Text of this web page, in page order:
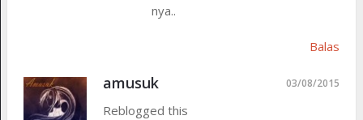
nya..
Balas
amusuk 03/08/2015
Reblogged this